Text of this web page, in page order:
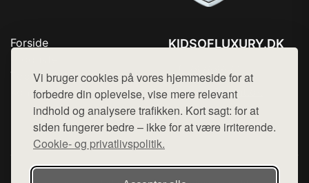
Vi bruger cookies på vores hjemmeside for at
forbedre din oplevelse, vise mere relevant
indhold og analysere trafikken. Kort sagt: for at
siden fungerer bedre – ikke for at være irriterende.
Cookie- og privatlivspolitik.
Forside
Top Rabatter
Kontakt
KIDSOFLUXURY.DK
Mail: hej@want.dk
Cookie- og privatlivspolitik